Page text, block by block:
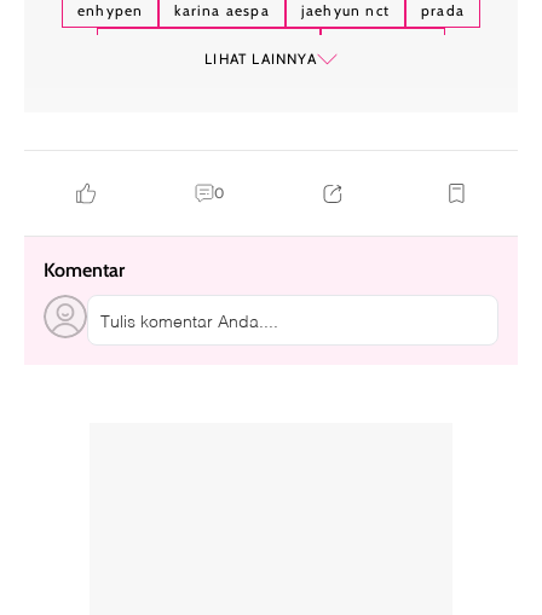
enhypen karina aespa jaehyun nct
prada
LIHAT LAINNYA
0
Komentar
Tulis komentar Anda....